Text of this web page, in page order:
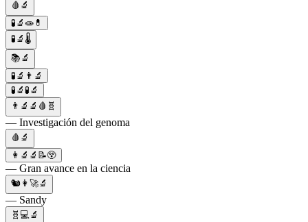
🩸🔬
🧪🔬🧫💊
🧪🔬🌡️
📚🔬
🧪🔬👨‍🔬
🧪🔬🧪🔬
👨‍🔬🔬🩸🧬
— Investigación del genoma
🩸🔬
👩‍🔬🔬📝😲
— Gran avance en la ciencia
🐿👩‍🚀🔬
— Sandy
🧬💻🔬